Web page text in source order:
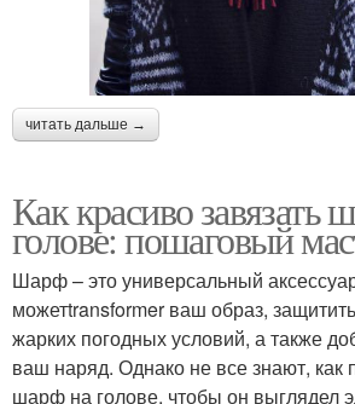
читать дальше →
Как красиво завязать
голове: пошаговый
Шарф – это универсальный
можетtransformer ваш образ,
жарких погодных условий, а также
ваш наряд. Однако не все знают, как
шарф на голове, чтобы он выглядел